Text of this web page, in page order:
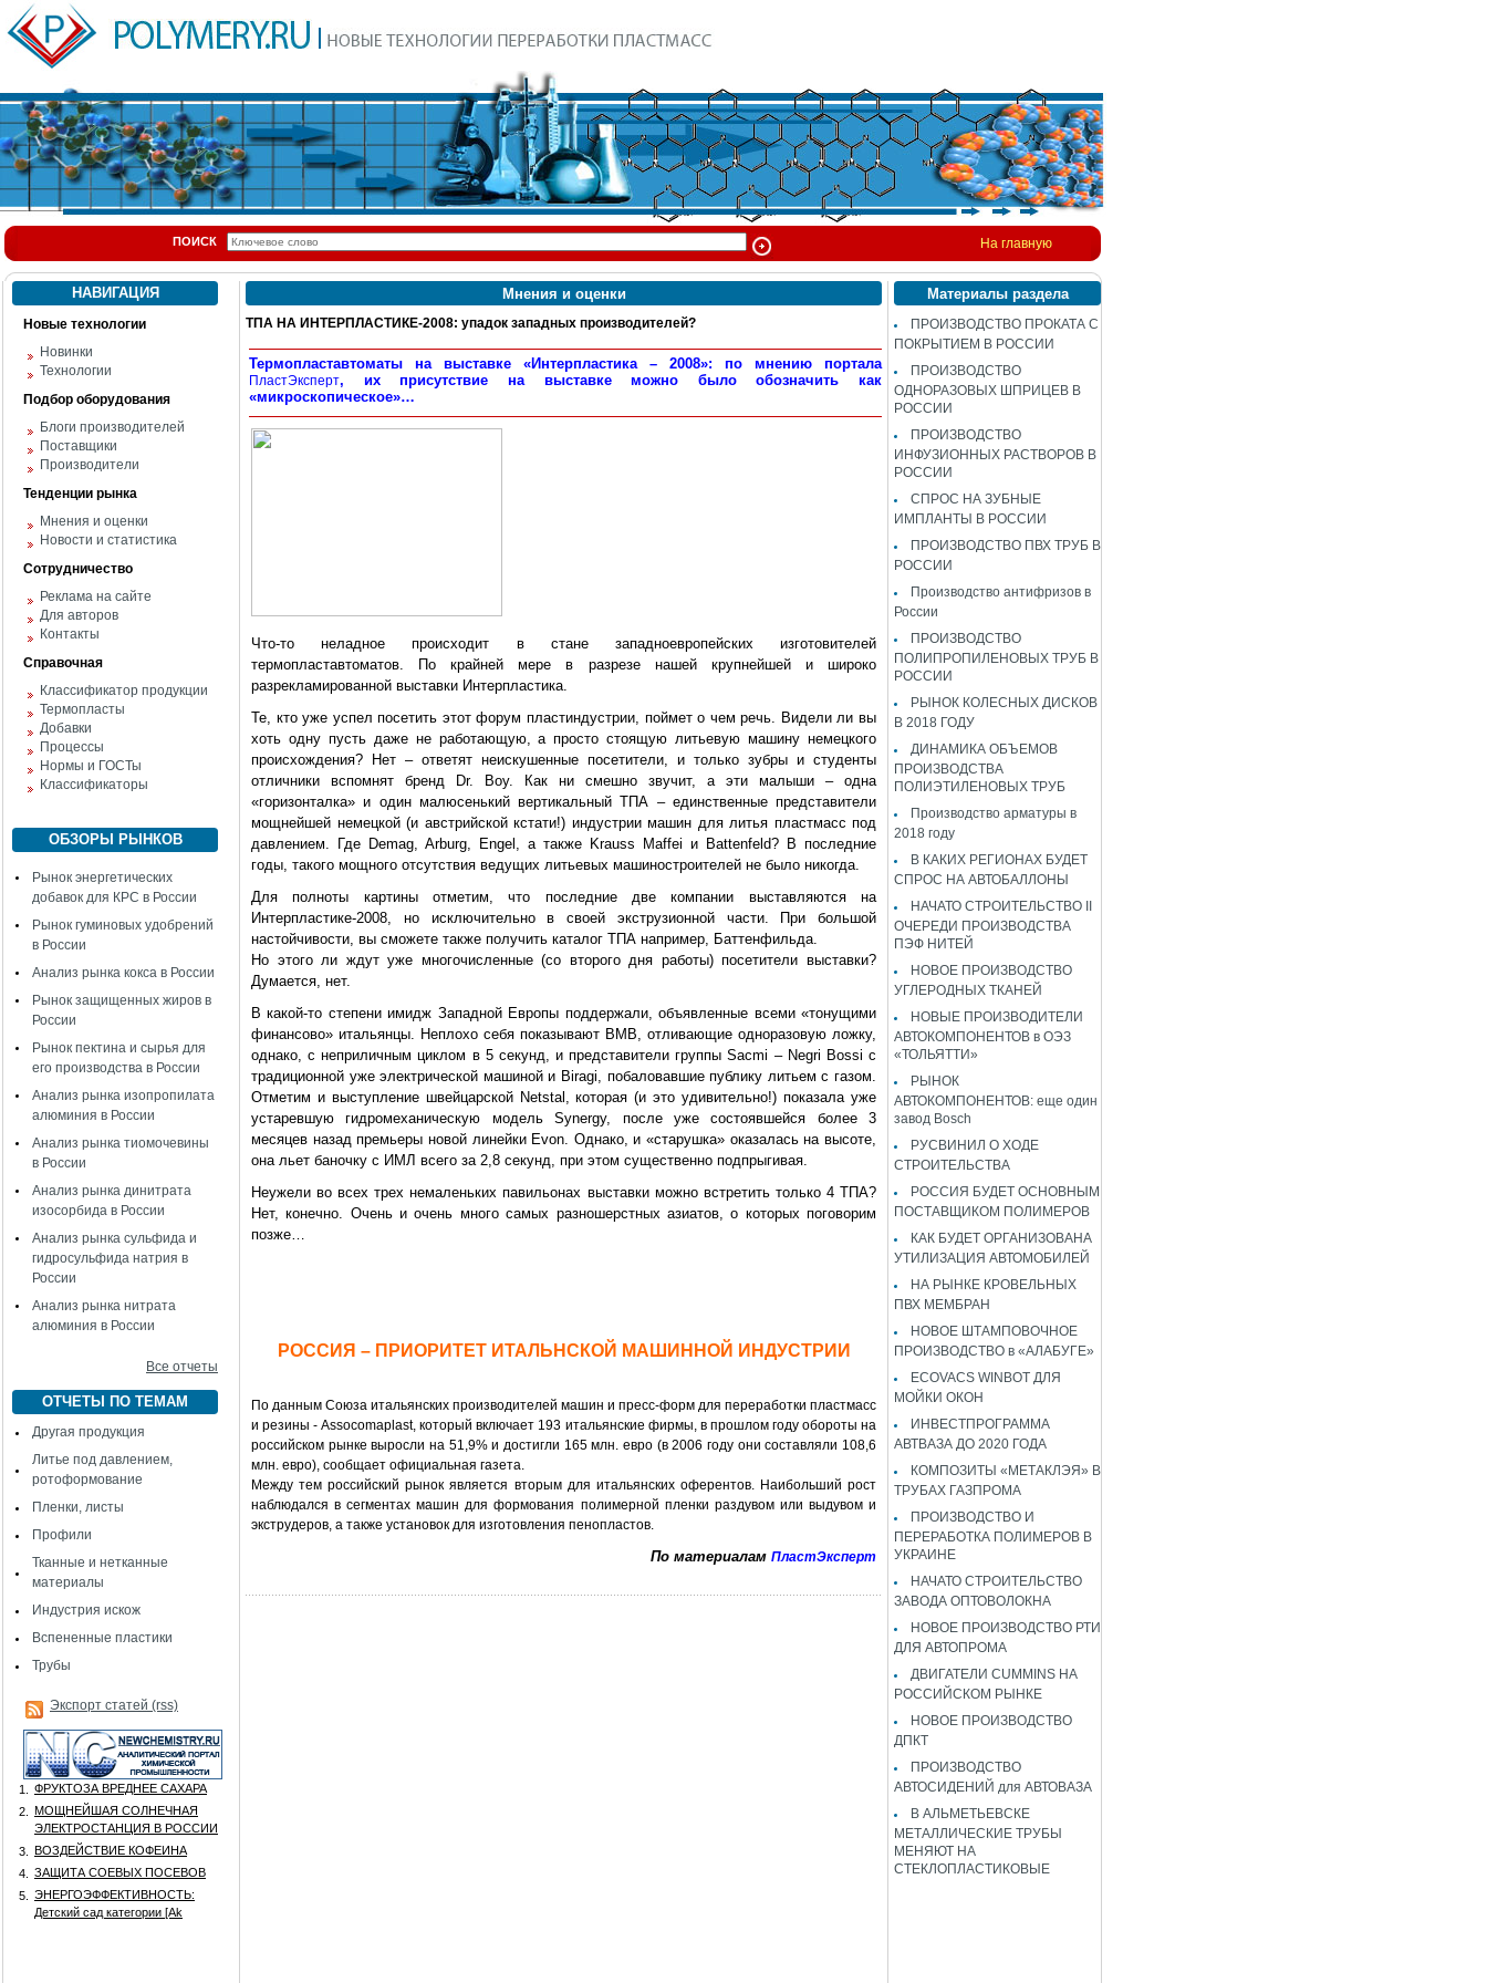
ПОИСК На главную
НАВИГАЦИЯ
Новые технологии
Новинки
Технологии
Подбор оборудования
Блоги производителей
Поставщики
Производители
Тенденции рынка
Мнения и оценки
Новости и статистика
Сотрудничество
Реклама на сайте
Для авторов
Контакты
Справочная
Классификатор продукции
Термопласты
Добавки
Процессы
Нормы и ГОСТы
Классификаторы
ОБЗОРЫ РЫНКОВ
Рынок энергетических
добавок для КРС в России
Рынок гуминовых удобрений
в России
Анализ рынка кокса в России
Рынок защищенных жиров в
России
Рынок пектина и сырья для
его производства в России
Анализ рынка изопропилата
алюминия в России
Анализ рынка тиомочевины
в России
Анализ рынка динитрата
изосорбида в России
Анализ рынка сульфида и
гидросульфида натрия в
России
Анализ рынка нитрата
алюминия в России
Все отчеты
ОТЧЕТЫ ПО ТЕМАМ
Другая продукция
Литье под давлением,
ротоформование
Пленки, листы
Профили
Тканные и нетканные
материалы
Индустрия искож
Вспененные пластики
Трубы
Экспорт статей (rss)
1.
ФРУКТОЗА ВРЕДНЕЕ САХАРА
2.
МОЩНЕЙШАЯ СОЛНЕЧНАЯ
ЭЛЕКТРОСТАНЦИЯ В РОССИИ
3.
ВОЗДЕЙСТВИЕ КОФЕИНА
4.
ЗАЩИТА СОЕВЫХ ПОСЕВОВ
5.
ЭНЕРГОЭФФЕКТИВНОСТЬ:
Детский сад категории [Аk
Мнения и оценки
ТПА НА ИНТЕРПЛАСТИКЕ-2008: упадок западных производителей?
Термопластавтоматы на выставке «Интерпластика – 2008»: по мнению портала
ПластЭксперт, их присутствие на выставке можно было обозначить как
«микроскопическое»…
Что-то неладное происходит в стане западноевропейских изготовителей
термопластавтоматов. По крайней мере в разрезе нашей крупнейшей и широко
разрекламированной выставки Интерпластика.
Те, кто уже успел посетить этот форум пластиндустрии, поймет о чем речь. Видели ли вы
хоть одну пусть даже не работающую, а просто стоящую литьевую машину немецкого
происхождения? Нет – ответят неискушенные посетители, и только зубры и студенты
отличники вспомнят бренд Dr. Boy. Как ни смешно звучит, а эти малыши – одна
«горизонталка» и один малюсенький вертикальный ТПА – единственные представители
мощнейшей немецкой (и австрийской кстати!) индустрии машин для литья пластмасс под
давлением. Где Demag, Arburg, Engel, а также Krauss Maffei и Battenfeld? В последние
годы, такого мощного отсутствия ведущих литьевых машиностроителей не было никогда.
Для полноты картины отметим, что последние две компании выставляются на
Интерпластике-2008, но исключительно в своей экструзионной части. При большой
настойчивости, вы сможете также получить каталог ТПА например, Баттенфильда.
Но этого ли ждут уже многочисленные (со второго дня работы) посетители выставки?
Думается, нет.
В какой-то степени имидж Западной Европы поддержали, объявленные всеми «тонущими
финансово» итальянцы. Неплохо себя показывают BMB, отливающие одноразовую ложку,
однако, с неприличным циклом в 5 секунд, и представители группы Sacmi – Negri Bossi с
традиционной уже электрической машиной и Biragi, побаловавшие публику литьем с газом.
Отметим и выступление швейцарской Netstal, которая (и это удивительно!) показала уже
устаревшую гидромеханическую модель Synergy, после уже состоявшейся более 3
месяцев назад премьеры новой линейки Evon. Однако, и «старушка» оказалась на высоте,
она льет баночку с ИМЛ всего за 2,8 секунд, при этом существенно подпрыгивая.
Неужели во всех трех немаленьких павильонах выставки можно встретить только 4 ТПА?
Нет, конечно. Очень и очень много самых разношерстных азиатов, о которых поговорим
позже…
РОССИЯ – ПРИОРИТЕТ ИТАЛЬНСКОЙ МАШИННОЙ ИНДУСТРИИ
По данным Союза итальянских производителей машин и пресс-форм для переработки пластмасс
и резины - Assocomaplast, который включает 193 итальянские фирмы, в прошлом году обороты на
российском рынке выросли на 51,9% и достигли 165 млн. евро (в 2006 году они составляли 108,6
млн. евро), сообщает официальная газета.
Между тем российский рынок является вторым для итальянских оферентов. Наибольший рост
наблюдался в сегментах машин для формования полимерной пленки раздувом или выдувом и
экструдеров, а также установок для изготовления пенопластов.
По материалам ПластЭксперт
Материалы раздела
ПРОИЗВОДСТВО ПРОКАТА С
ПОКРЫТИЕМ В РОССИИ
ПРОИЗВОДСТВО
ОДНОРАЗОВЫХ ШПРИЦЕВ В
РОССИИ
ПРОИЗВОДСТВО
ИНФУЗИОННЫХ РАСТВОРОВ В
РОССИИ
СПРОС НА ЗУБНЫЕ
ИМПЛАНТЫ В РОССИИ
ПРОИЗВОДСТВО ПВХ ТРУБ В
РОССИИ
Производство антифризов в
России
ПРОИЗВОДСТВО
ПОЛИПРОПИЛЕНОВЫХ ТРУБ В
РОССИИ
РЫНОК КОЛЕСНЫХ ДИСКОВ
В 2018 ГОДУ
ДИНАМИКА ОБЪЕМОВ
ПРОИЗВОДСТВА
ПОЛИЭТИЛЕНОВЫХ ТРУБ
Производство арматуры в
2018 году
В КАКИХ РЕГИОНАХ БУДЕТ
СПРОС НА АВТОБАЛЛОНЫ
НАЧАТО СТРОИТЕЛЬСТВО II
ОЧЕРЕДИ ПРОИЗВОДСТВА
ПЭФ НИТЕЙ
НОВОЕ ПРОИЗВОДСТВО
УГЛЕРОДНЫХ ТКАНЕЙ
НОВЫЕ ПРОИЗВОДИТЕЛИ
АВТОКОМПОНЕНТОВ в ОЭЗ
«ТОЛЬЯТТИ»
РЫНОК
АВТОКОМПОНЕНТОВ: еще один
завод Bosch
РУСВИНИЛ О ХОДЕ
СТРОИТЕЛЬСТВА
РОССИЯ БУДЕТ ОСНОВНЫМ
ПОСТАВЩИКОМ ПОЛИМЕРОВ
КАК БУДЕТ ОРГАНИЗОВАНА
УТИЛИЗАЦИЯ АВТОМОБИЛЕЙ
НА РЫНКЕ КРОВЕЛЬНЫХ
ПВХ МЕМБРАН
НОВОЕ ШТАМПОВОЧНОЕ
ПРОИЗВОДСТВО в «АЛАБУГЕ»
ECOVACS WINBOT ДЛЯ
МОЙКИ ОКОН
ИНВЕСТПРОГРАММА
АВТВАЗА ДО 2020 ГОДА
КОМПОЗИТЫ «МЕТАКЛЭЯ» В
ТРУБАХ ГАЗПРОМА
ПРОИЗВОДСТВО И
ПЕРЕРАБОТКА ПОЛИМЕРОВ В
УКРАИНЕ
НАЧАТО СТРОИТЕЛЬСТВО
ЗАВОДА ОПТОВОЛОКНА
НОВОЕ ПРОИЗВОДСТВО РТИ
ДЛЯ АВТОПРОМА
ДВИГАТЕЛИ CUMMINS НА
РОССИЙСКОМ РЫНКЕ
НОВОЕ ПРОИЗВОДСТВО
ДПКТ
ПРОИЗВОДСТВО
АВТОСИДЕНИЙ для АВТОВАЗА
В АЛЬМЕТЬЕВСКЕ
МЕТАЛЛИЧЕСКИЕ ТРУБЫ
МЕНЯЮТ НА
СТЕКЛОПЛАСТИКОВЫЕ